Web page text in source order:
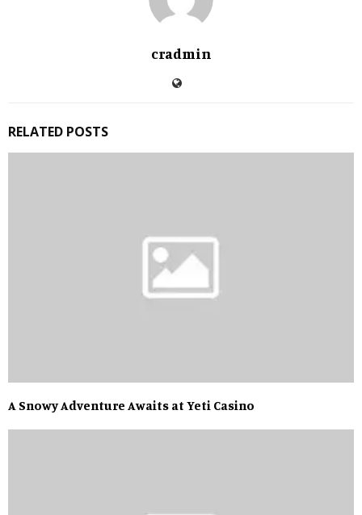
cradmin
RELATED POSTS
A Snowy Adventure Awaits at Yeti Casino